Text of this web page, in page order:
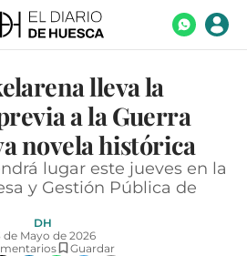
lleva la
a la Guerra
novela histórica
lugar este jueves en la
y Gestión Pública de
DH
de Mayo de 2026
Guardar